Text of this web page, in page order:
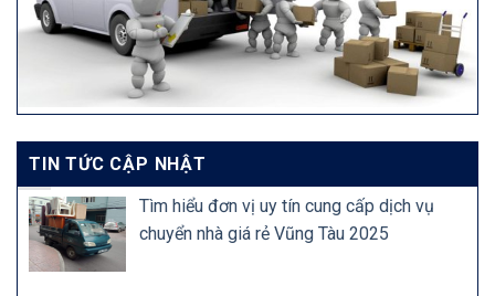
TIN TỨC CẬP NHẬT
Tìm hiểu đơn vị uy tín cung cấp dịch vụ
chuyển nhà giá rẻ Vũng Tàu 2025